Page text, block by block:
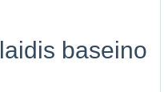
baseino